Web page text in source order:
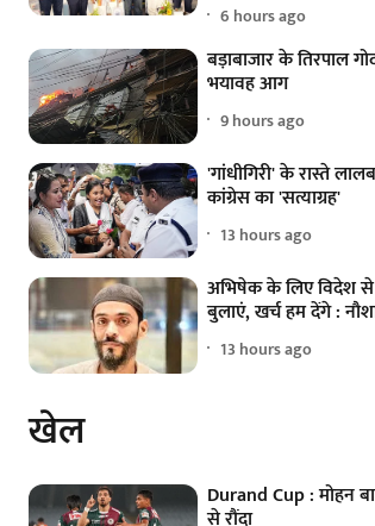
6 hours ago
बड़ाबाजार के तिरपाल
भयावह आग
9 hours ago
'गांधीगिरी' के रास्ते
कांग्रेस का 'सत्याग्रह'
13 hours ago
अभिषेक के लिए विदेश से
बुलाएं, खर्च हम देंगे :
13 hours ago
खेल
Durand Cup : मोहन
से रौंदा